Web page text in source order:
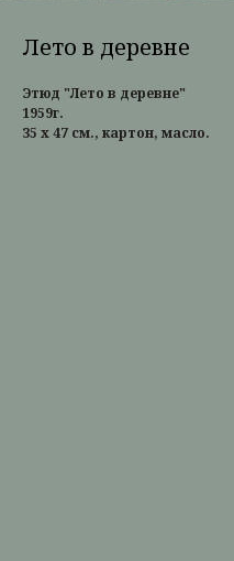
Лето в деревне
Этюд "Лето в деревне"
1959г.
35 х 47 см., картон, масло.